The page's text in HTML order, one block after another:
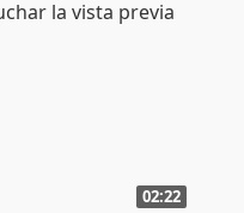
02:22